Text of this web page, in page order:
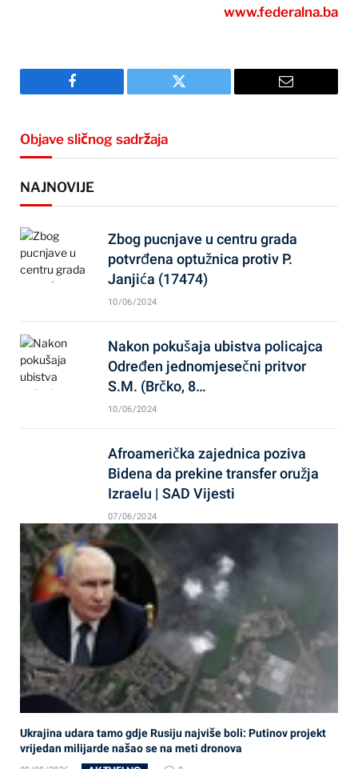
www.federalna.ba
Facebook Twitter Email
Objave sličnog sadržaja
NAJNOVIJE
Zbog pucnjave u centru grada
potvrđena optužnica protiv P.
Janjića (17474)
10/06/2024
Nakon pokušaja ubistva policajca
Određen jednomjesečni pritvor
S.M. (Brčko, 8…
10/06/2024
Afroamerička zajednica poziva
Bidena da prekine transfer oružja
Izraelu | SAD Vijesti
07/06/2024
Ukrajina udara tamo gdje Rusiju najviše boli: Putinov projekt
vrijedan milijarde našao se na meti dronova